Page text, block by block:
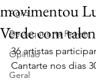
Agro
Destaques na Revista
Opinião
Geral
movimentou
Verde com
36 artistas
Cantarte nos dias